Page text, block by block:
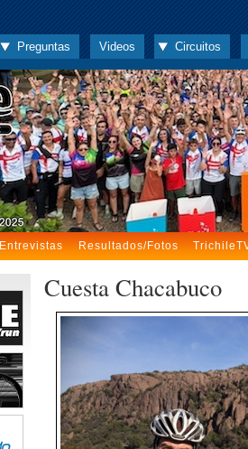
Preguntas Videos Circuitos
Entrevistas Resultados/Fotos
Cuesta Chacabuco